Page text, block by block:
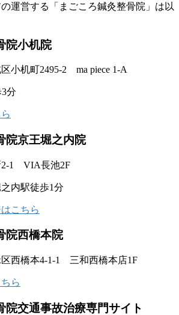
運営する「まごころ鍼灸整骨院」は以
院小机院
小机町2495-2 ma piece 1-A
分
院京王堀之内院
2-1 VIA長池2F
内駅徒歩1分
こちら
院西橋本院
西橋本4-1-1 三和西橋本店1F
ら
院交通事故治療専門サイト